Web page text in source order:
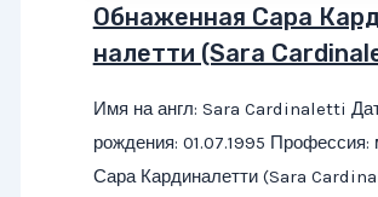
Обнаженная Сара
налетти (Sara
Имя на англ: Sara Cardinaletti
рождения: 01.07.1995 Профессия:
Сара Кардиналетти (Sara